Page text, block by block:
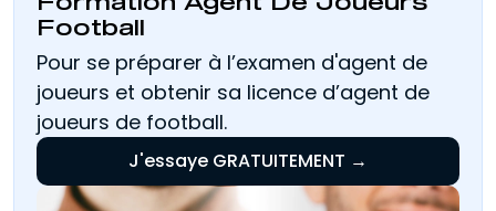
Football
Pour se préparer à l’examen d'agent de
joueurs et obtenir sa licence d’agent de
joueurs de football.
J'essaye GRATUITEMENT →